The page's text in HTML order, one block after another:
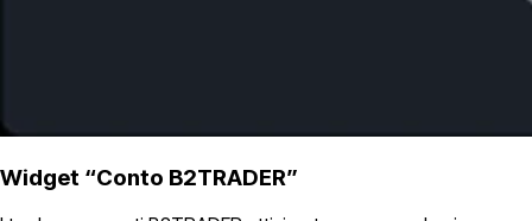
Widget “Conto B2TRADER”